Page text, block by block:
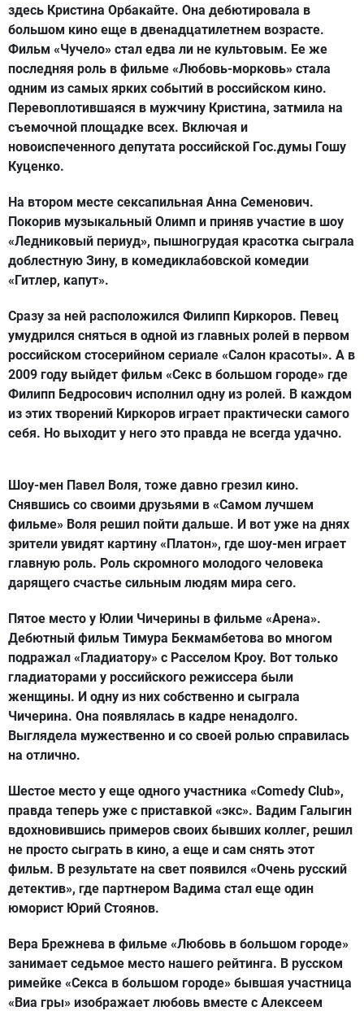
здесь Кристина Орбакайте. Она дебютировала в
большом кино еще в двенадцатилетнем возрасте.
Фильм «Чучело» стал едва ли не культовым. Ее же
последняя роль в фильме «Любовь-морковь» стала
одним из самых ярких событий в российском кино.
Перевоплотившаяся в мужчину Кристина, затмила на
съемочной площадке всех. Включая и
новоиспеченного депутата российской Гос.думы Гошу
Куценко.
На втором месте сексапильная Анна Семенович.
Покорив музыкальный Олимп и приняв участие в шоу
«Ледниковый периуд», пышногрудая красотка сыграла
доблестную Зину, в комедиклабовской комедии
«Гитлер, капут».
Сразу за ней расположился Филипп Киркоров. Певец
умудрился сняться в одной из главных ролей в первом
российском стосерийном сериале «Салон красоты». А в
2009 году выйдет фильм «Секс в большом городе» где
Филипп Бедросович исполнил одну из ролей. В каждом
из этих творений Киркоров играет практически самого
себя. Но выходит у него это правда не всегда удачно.
Шоу-мен Павел Воля, тоже давно грезил кино.
Снявшись со своими друзьями в «Самом лучшем
фильме» Воля решил пойти дальше. И вот уже на днях
зрители увидят картину «Платон», где шоу-мен играет
главную роль. Роль скромного молодого человека
дарящего счастье сильным людям мира сего.
Пятое место у Юлии Чичерины в фильме «Арена».
Дебютный фильм Тимура Бекмамбетова во многом
подражал «Гладиатору» с Расселом Кроу. Вот только
гладиаторами у российского режиссера были
женщины. И одну из них собственно и сыграла
Чичерина. Она появлялась в кадре ненадолго.
Выглядела мужественно и со своей ролью справилась
на отлично.
Шестое место у еще одного участника «Comedy Club»,
правда теперь уже с приставкой «экс». Вадим Галыгин
вдохновившись примеров своих бывших коллег, решил
не просто сыграть в кино, а еще и сам снять этот
фильм. В результате на свет появился «Очень русский
детектив», где партнером Вадима стал еще один
юморист Юрий Стоянов.
Вера Брежнева в фильме «Любовь в большом городе»
занимает седьмое место нашего рейтинга. В русском
римейке «Секса в большом городе» бывшая участница
«Виа гры» изображает любовь вместе с Алексеем